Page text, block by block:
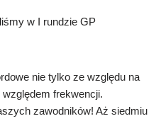
w I rundzie GP
nie tylko ze względu na
frekwencji.
zawodników! Aż siedmiu